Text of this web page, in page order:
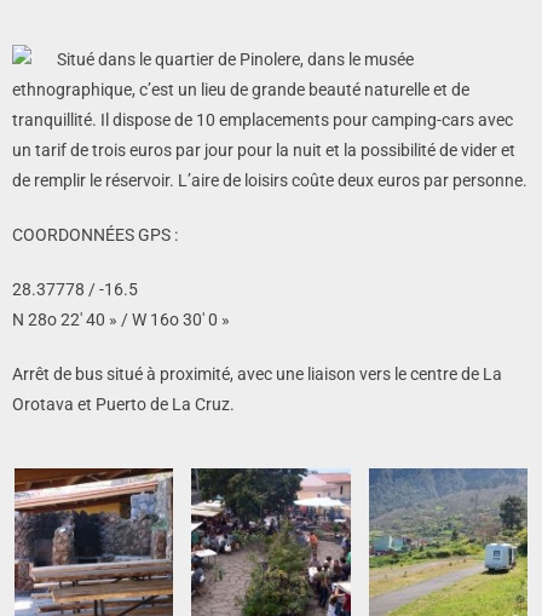
Situé dans le quartier de Pinolere, dans le musée
ethnographique, c’est un lieu de grande beauté naturelle et de
tranquillité. Il dispose de 10 emplacements pour camping-cars avec
un tarif de trois euros par jour pour la nuit et la possibilité de vider et
de remplir le réservoir. L’aire de loisirs coûte deux euros par personne.
COORDONNÉES GPS :
28.37778 / -16.5
N 28o 22′ 40 » / W 16o 30′ 0 »
Arrêt de bus situé à proximité, avec une liaison vers le centre de La
Orotava et Puerto de La Cruz.